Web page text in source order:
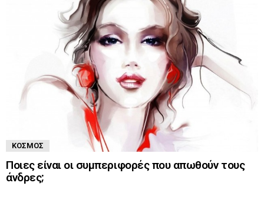
ΚΌΣΜΟΣ
Ποιες είναι οι συμπεριφορές που απωθούν τους
άνδρες;